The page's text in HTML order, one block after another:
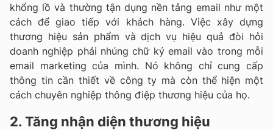
khổng lồ và thường tận dụng nền tảng email như một
cách để giao tiếp với khách hàng. Việc xây dựng
thương hiệu sản phẩm và dịch vụ hiệu quả đòi hỏi
doanh nghiệp phải nhúng chữ ký email vào trong mỗi
email marketing của mình. Nó không chỉ cung cấp
thông tin cần thiết về công ty mà còn thể hiện một
cách chuyên nghiệp thông điệp thương hiệu của họ.
2. Tăng nhận diện thương hiệu